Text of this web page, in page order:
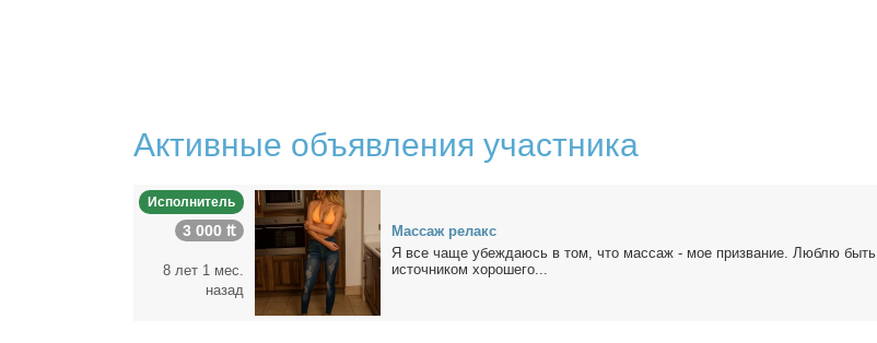
Активные объявления участника
Исполнитель
3 000 ₶
8 лет 1 мес.
назад
Мас­саж ре­лакс
Я все ча­ще убеж­да­юсь в том, что мас­саж - мое при­зва­ние. Люб­лю быть
ис­точ­ни­ком хо­ро­ше­го...